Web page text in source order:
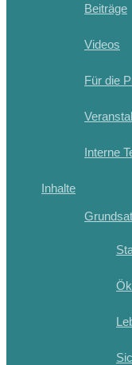
Beiträge
Videos
Für die
Interne
Inhalte